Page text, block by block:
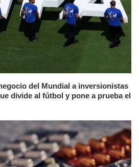
del Mundial a inversionistas
divide al fútbol y pone a prueba el